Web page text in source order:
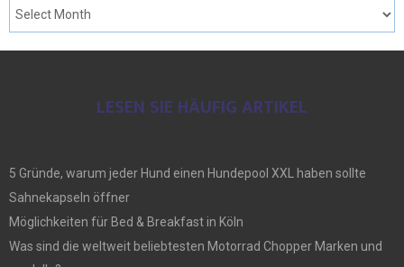
LESEN SIE HÄUFIG ARTIKEL
5 Gründe, warum jeder Hund einen Hundepool XXL haben sollte
Sahnekapseln öffner
Möglichkeiten für Bed & Breakfast in Köln
Was sind die weltweit beliebtesten Motorrad Chopper Marken und